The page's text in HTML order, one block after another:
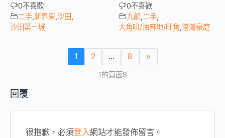
0不喜歡
二手 新界東 沙田
沙田第一城
0不喜歡
九龍 二手
大角咀/油麻地/旺角 港灣豪庭
1 2 ... 8 »
1的頁面8
回覆
很抱歉，必須登入網站才能發佈留言。